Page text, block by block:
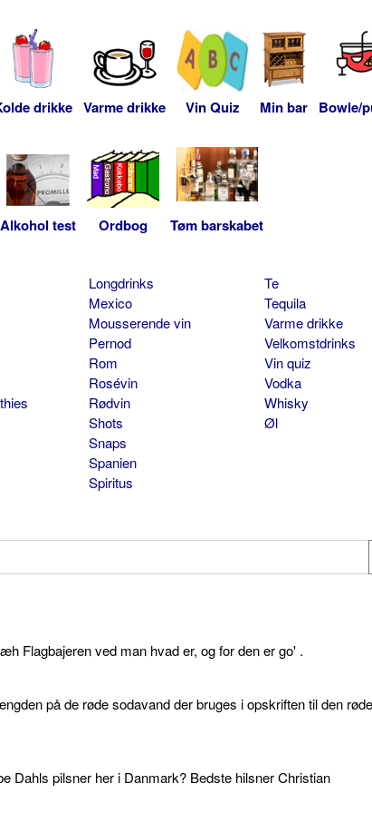
drikke Varme drikke Vin Quiz Min bar Bowle/
Alkohol test Ordbog Tøm barskabet
Longdrinks
Mexico
Mousserende vin
Pernod
Rom
Rosévin
Rødvin
Shots
Snaps
Spanien
Spiritus
Te
Tequila
Varme drikke
Velkomstdrinks
Vin quiz
Vodka
Whisky
Øl
Flagbajeren ved man hvad er, og for den er go' .
på de røde sodavand der bruges i opskriften til den
Dahls pilsner her i Danmark? Bedste hilsner Christian